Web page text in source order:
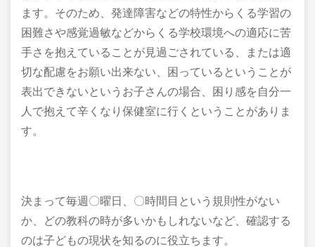
ます。そのため、発達障害などの特性からくる学習の
困難さや感覚過敏などからくる学校環境への適応に苦
手さを抱えていることが見過ごされている、または適
切な配慮をお願い出来ない、困っているということが
表出できないというお子さんの場合、困り感を自分一
人で抱えて辛くなり保健室に行くということがありま
す。
決まって毎週〇曜日、〇時間目という規則性がない
か、どの教科の時が多いかもしれないなど、確認する
のは子どもの現状を知るのに役立ちます。